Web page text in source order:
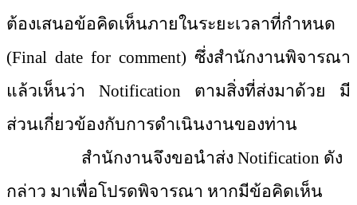
ต้องเสนอข้อคิดเห็นภายในระยะเวลาที่กำหนด
(Final date for comment) ซึ่งสำนักงานพิจารณา
แล้วเห็นว่า Notification ตามสิ่งที่ส่งมาด้วย มี
ส่วนเกี่ยวข้องกับการดำเนินงานของท่าน
สำนักงานจึงขอนำส่ง Notification ดัง
กล่าว มาเพื่อโปรดพิจารณา หากมีข้อคิดเห็น